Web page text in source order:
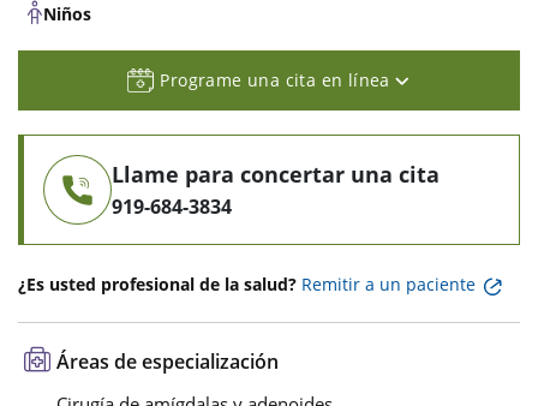
Niños
Programe una cita en línea
Llame para concertar una cita
919-684-3834
¿Es usted profesional de la salud? Remitir a un paciente
Áreas de especialización